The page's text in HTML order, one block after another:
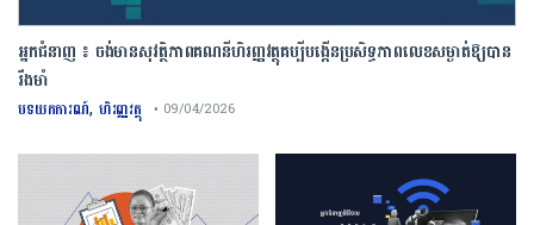
អ្នកជំនាញ ៖ ចង់មានសុវត្ថិភាពគណនីហិរញ្ញវត្ថុគប្បីបង្កើនប្រសិទ្ធភាពលេខសម្ងាត់ឱ្យបាន
រឹងមាំ
បទយកការណ៍, ហិរញ្ញវត្ថុ • 09/04/2026